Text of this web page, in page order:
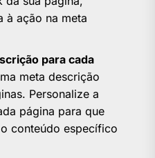
à ação na meta
para cada
meta descrição
Personalize a
página para que
conteúdo específico